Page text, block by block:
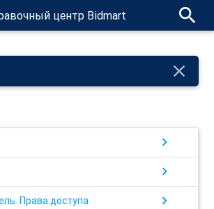
центр Bidmart search
close
chevron_right
chevron_right
Права доступа chevron_right